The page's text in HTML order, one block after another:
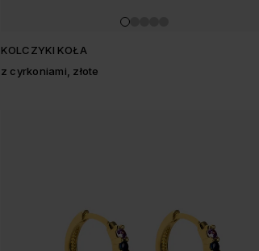
KOLCZYKI KOŁA
z cyrkoniami, złote